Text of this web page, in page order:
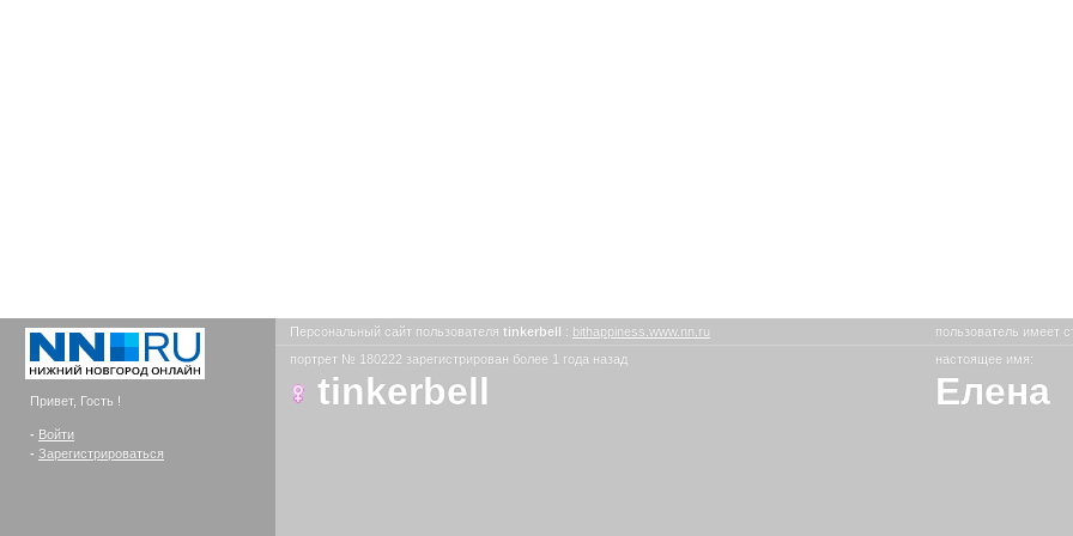
Привет, Гость !
- Войти
- Зарегистрироваться
Персональный сайт пользователя tinkerbell : bithappiness.www.nn.ru пользователь имеет
портрет № 180222 зарегистрирован более 1 года назад
tinkerbell
настоящее имя:
Елена